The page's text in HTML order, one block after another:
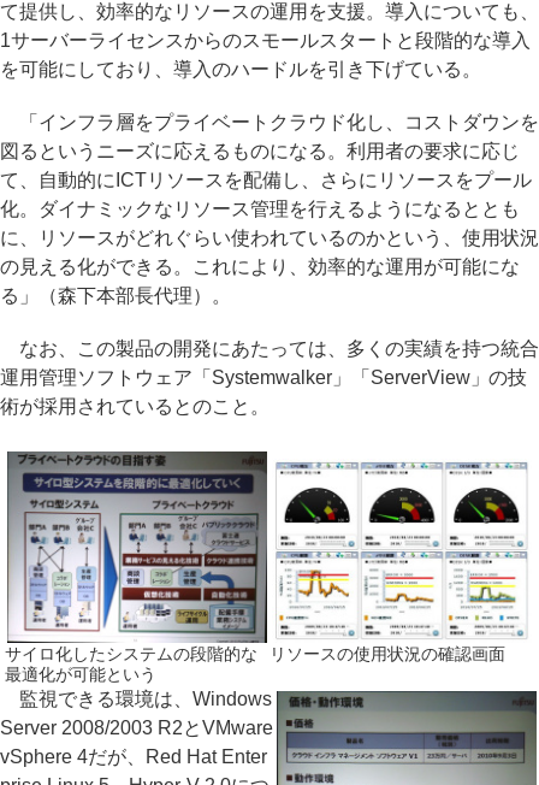
て提供し、効率的なリソースの運用を支援。導入についても、
1サーバーライセンスからのスモールスタートと段階的な導入
を可能にしており、導入のハードルを引き下げている。
「インフラ層をプライベートクラウド化し、コストダウンを
図るというニーズに応えるものになる。利用者の要求に応じ
て、自動的にICTリソースを配備し、さらにリソースをプール
化。ダイナミックなリソース管理を行えるようになるととも
に、リソースがどれぐらい使われているのかという、使用状況
の見える化ができる。これにより、効率的な運用が可能にな
る」（森下本部長代理）。
なお、この製品の開発にあたっては、多くの実績を持つ統合
運用管理ソフトウェア「Systemwalker」「ServerView」の技
術が採用されているとのこと。
サイロ化したシステムの段階的な
最適化が可能という
リソースの使用状況の確認画面
監視できる環境は、Windows
Server 2008/2003 R2とVMware
vSphere 4だが、Red Hat Enter